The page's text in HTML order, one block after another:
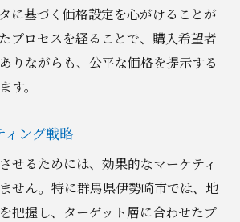
に基づく価格設定を心がけることが
プロセスを経ることで、購入希望者
りながらも、公平な価格を提示する
す。
ィング戦略
せるためには、効果的なマーケティ
せん。特に群馬県伊勢崎市では、地
把握し、ターゲット層に合わせたプ